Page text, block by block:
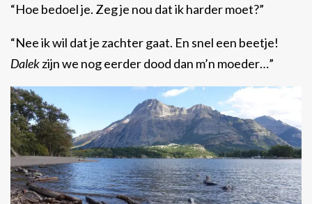
“Hoe bedoel je. Zeg je nou dat ik harder moet?”
“Nee ik wil dat je zachter gaat. En snel een beetje!
Dalekzijn we nog eerder dood dan m’n moeder…”